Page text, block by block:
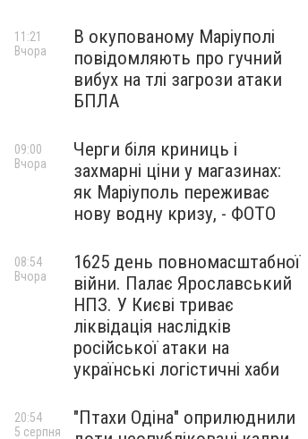
В окупованому Маріуполі
повідомляють про гучний
вибух на тлі загрози атаки
БПЛА
11:21
Вчора
Черги біля криниць і
захмарні ціни у магазинах:
як Маріуполь переживає
нову водну кризу, - ФОТО
09:00
Вчора
1625 день повномасштабної
війни. Палає Ярославський
НПЗ. У Києві триває
ліквідація наслідків
російської атаки на
українські логістичні хаби
08:54
Вчора
"Птахи Одіна" оприлюднили
20:54
5 серпня